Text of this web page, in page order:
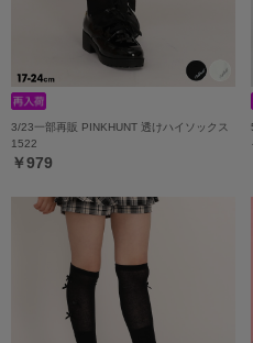
3/23一部再販 PINKHUNT 透けハイソックス
1522
￥979